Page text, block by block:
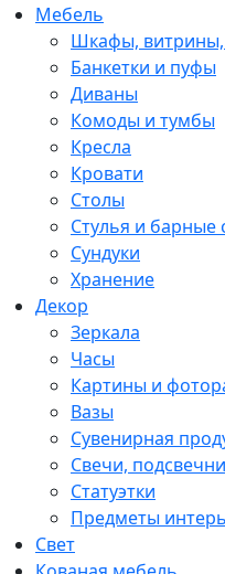
Мебель
Шкафы, витрины,
Банкетки и пуфы
Диваны
Комоды и тумбы
Кресла
Кровати
Столы
Стулья и барные
Сундуки
Хранение
Декор
Зеркала
Часы
Картины и
Вазы
Сувенирная
Свечи,
Статуэтки
Предметы
Свет